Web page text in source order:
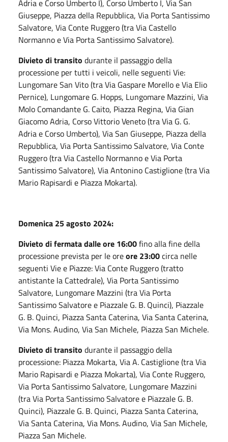
Adria e Corso Umberto I), Corso Umberto I, Via San
Giuseppe, Piazza della Repubblica, Via Porta Santissimo
Salvatore, Via Conte Ruggero (tra Via Castello
Normanno e Via Porta Santissimo Salvatore).
Divieto di transito durante il passaggio della
processione per tutti i veicoli, nelle seguenti Vie:
Lungomare San Vito (tra Via Gaspare Morello e Via Elio
Pernice), Lungomare G. Hopps, Lungomare Mazzini, Via
Molo Comandante G. Caito, Piazza Regina, Via Gian
Giacomo Adria, Corso Vittorio Veneto (tra Via G. G.
Adria e Corso Umberto), Via San Giuseppe, Piazza della
Repubblica, Via Porta Santissimo Salvatore, Via Conte
Ruggero (tra Via Castello Normanno e Via Porta
Santissimo Salvatore), Via Antonino Castiglione (tra Via
Mario Rapisardi e Piazza Mokarta).
Domenica 25 agosto 2024:
Divieto di fermata dalle ore 16:00fino alla fine della
processione prevista per le oreore 23:00circa nelle
seguenti Vie e Piazze: Via Conte Ruggero (tratto
antistante la Cattedrale), Via Porta Santissimo
Salvatore, Lungomare Mazzini (tra Via Porta
Santissimo Salvatore e Piazzale G. B. Quinci), Piazzale
G. B. Quinci, Piazza Santa Caterina, Via Santa Caterina,
Via Mons. Audino, Via San Michele, Piazza San Michele.
Divieto di transito durante il passaggio della
processione: Piazza Mokarta, Via A. Castiglione (tra Via
Mario Rapisardi e Piazza Mokarta), Via Conte Ruggero,
Via Porta Santissimo Salvatore, Lungomare Mazzini
(tra Via Porta Santissimo Salvatore e Piazzale G. B.
Quinci), Piazzale G. B. Quinci, Piazza Santa Caterina,
Via Santa Caterina, Via Mons. Audino, Via San Michele,
Piazza San Michele.